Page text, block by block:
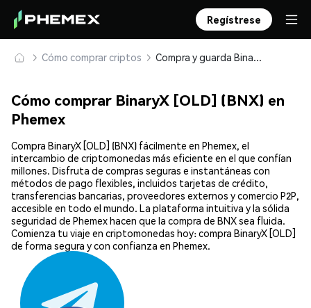
Regístrese
Cómo comprar criptos Compra y guarda BinaryX [OLD] (BNX) de forma segura
Cómo comprar BinaryX [OLD] (BNX) en
Phemex
Compra BinaryX [OLD] (BNX) fácilmente en Phemex, el
intercambio de criptomonedas más eficiente en el que confían
millones. Disfruta de compras seguras e instantáneas con
métodos de pago flexibles, incluidos tarjetas de crédito,
transferencias bancarias, proveedores externos y comercio P2P,
accesible en todo el mundo. La plataforma intuitiva y la sólida
seguridad de Phemex hacen que la compra de BNX sea fluida.
Comienza tu viaje en criptomonedas hoy: compra BinaryX [OLD]
de forma segura y con confianza en Phemex.